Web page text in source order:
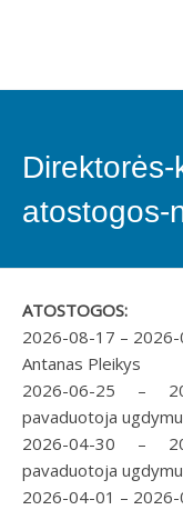
atostogos-
ATOSTOGOS:
2026-08-17 – 2026-
Antanas Pleikys
2026-06-25 –
pavaduotoja
2026-04-30 –
pavaduotoja
2026-04-01 – 2026-